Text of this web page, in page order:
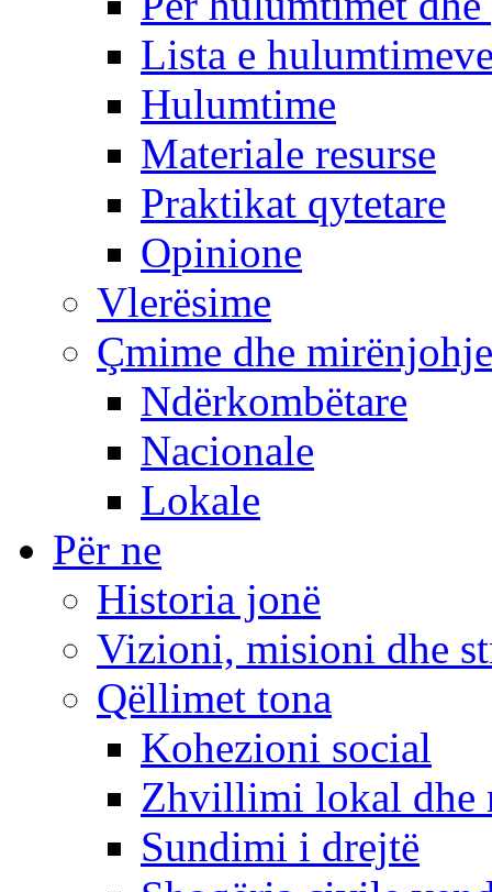
Lista e
Hulumtime
Materiale resurse
Praktikat qytetare
Opinione
Vlerësime
Çmime dhe mirënjohje
Ndërkombëtare
Nacionale
Lokale
Për ne
Historia jonë
Vizioni, misioni dhe
Qëllimet tona
Kohezioni social
Zhvillimi lokal dhe
Sundimi i drejtë